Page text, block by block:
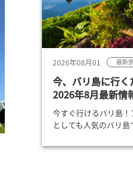
2026年08月01 最新
今、バリ島に行
2026年8月最新情
今すぐ行けるバリ島
としても人気のバリ島